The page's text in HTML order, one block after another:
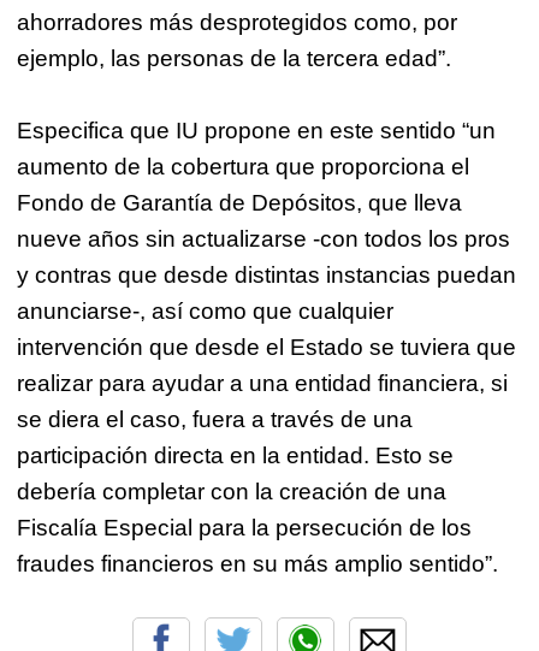
ahorradores más desprotegidos como, por
ejemplo, las personas de la tercera edad”.
Especifica que IU propone en este sentido “un
aumento de la cobertura que proporciona el
Fondo de Garantía de Depósitos, que lleva
nueve años sin actualizarse -con todos los pros
y contras que desde distintas instancias puedan
anunciarse-, así como que cualquier
intervención que desde el Estado se tuviera que
realizar para ayudar a una entidad financiera, si
se diera el caso, fuera a través de una
participación directa en la entidad. Esto se
debería completar con la creación de una
Fiscalía Especial para la persecución de los
fraudes financieros en su más amplio sentido”.